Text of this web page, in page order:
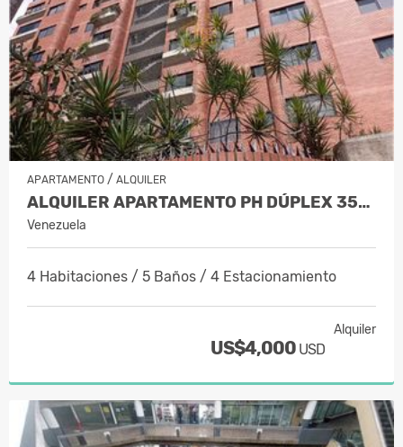
APARTAMENTO / ALQUILER
ALQUILER APARTAMENTO PH DÚPLEX 350…
Venezuela
4 Habitaciones / 5 Baños / 4 Estacionamiento
Alquiler
US$4,000 USD